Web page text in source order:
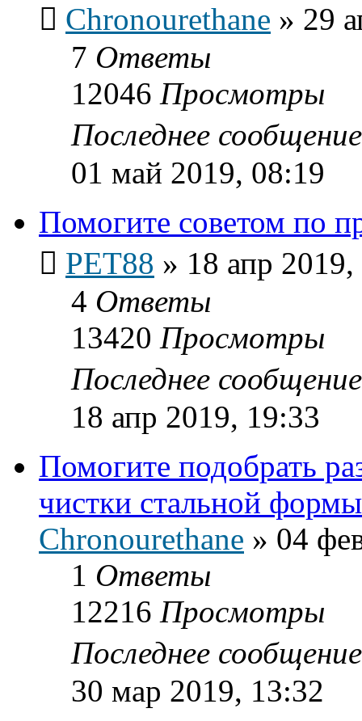
Chronourethane » 29
7 Ответы
12046 Просмотры
Последнее
01 май 2019, 08:19
Помогите советом по
PET88 » 18 апр
4 Ответы
13420 Просмотры
Последнее
18 апр 2019, 19:33
Помогите подобрать
чистки стальной формы
Chronourethane » 04
1 Ответы
12216 Просмотры
Последнее
30 мар 2019, 13:32